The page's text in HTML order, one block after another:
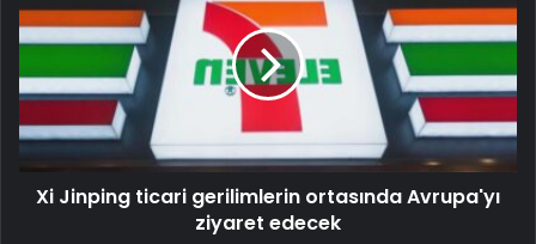
Xi Jinping ticari gerilimlerin ortasında Avrupa'yı
ziyaret edecek